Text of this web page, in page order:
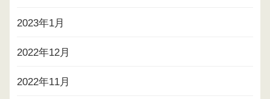
2023年1月
2022年12月
2022年11月